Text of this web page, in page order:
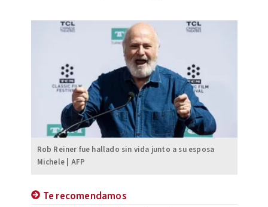
Rob Reiner fue hallado sin vida junto a su esposa
Michele | AFP
Te recomendamos